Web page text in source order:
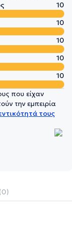
10
10
10
10
10
που είχαν
την εμπειρία
τους